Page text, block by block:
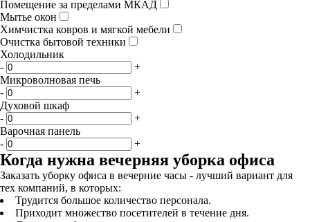
Помещение за пределами МКАД
Мытье окон
Химчистка ковров и мягкой мебели
Очистка бытовой техники
Холодильник
-
+
Микроволновая печь
-
+
Духовой шкаф
-
+
Варочная панель
-
+
Когда нужна вечерняя уборка офиса
Заказать уборку офиса в вечерние часы - лучший вариант для
тех компаний, в которых:
Трудится большое количество персонала.
Приходит множество посетителей в течение дня.